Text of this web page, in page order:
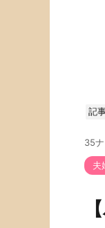
記
35
夫